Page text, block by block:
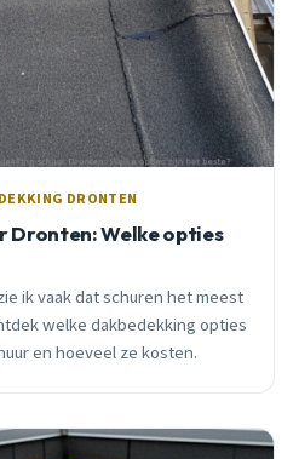
DRONTEN
Dronten: Welke opties
ik vaak dat schuren het meest
welke dakbedekking opties
en hoeveel ze kosten.